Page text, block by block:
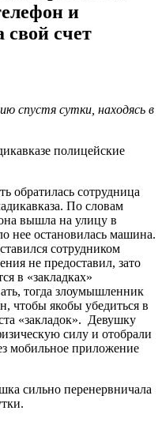
и
свой счет
спустя сутки, находясь в
полицейские
обратилась сотрудница
По словам
вышла на улицу в
нее остановилась машина.
сотрудником
не предоставил, зато
в «закладках»
тогда злоумышленник
чтобы якобы убедиться в
«закладок». Девушку
силу и отобрали
мобильное приложение
сильно перенервничала